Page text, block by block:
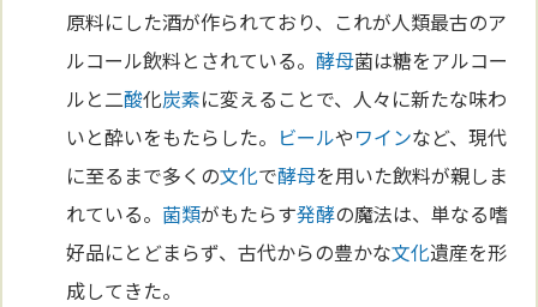
原料にした酒が作られており、これが人類最古のア
ルコール飲料とされている。酵母菌は糖をアルコー
ルと二酸化炭素に変えることで、人々に新たな味わ
いと酔いをもたらした。 ビールやワインなど、現代
に至るまで多くの文化で酵母を用いた飲料が親しま
れている。 菌類がもたらす発酵の魔法は、単なる嗜
好品にとどまらず、古代からの豊かな文化遺産を形
成してきた。